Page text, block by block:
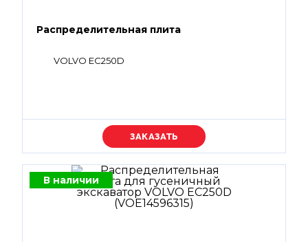
Распределительная плита
VOLVO EC250D
Уточняйте цену
В наличии